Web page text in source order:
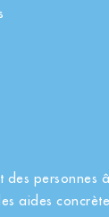
des personnes
aides